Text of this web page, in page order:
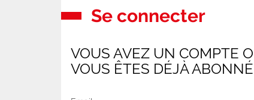
Se connecter
VOUS AVEZ UN COMPTE
VOUS ÊTES DÉJÀ